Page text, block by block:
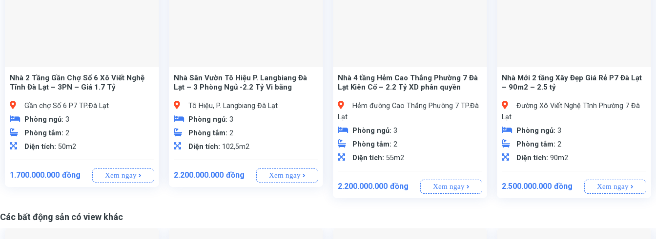
Nhà 2 Tầng Gần Chợ Số 6 Xô Viết Nghệ
Tĩnh Đà Lạt – 3PN – Giá 1.7 Tỷ
Gần chợ Số 6 P7 TP.Đà Lạt
Phòng ngủ: 3
Phòng tắm: 2
Diện tích: 50m2
1.700.000.000 đồng Xem ngay
Nhà Sân Vườn Tô Hiệu P. Langbiang Đà
Lạt – 3 Phòng Ngủ -2.2 Tỷ Vi bằng
Tô Hiệu, P. Langbiang Đà Lạt
Phòng ngủ: 3
Phòng tắm: 2
Diện tích: 102,5m2
2.200.000.000 đồng Xem ngay
Nhà 4 tầng Hẻm Cao Thắng Phường 7 Đà
Lạt Kiên Cố – 2.2 Tỷ XD phân quyền
Hẻm đường Cao Thắng Phường 7 TP.Đà
Lạt
Phòng ngủ: 3
Phòng tắm: 2
Diện tích: 55m2
2.200.000.000 đồng Xem ngay
Nhà Mới 2 tầng Xây Đẹp Giá Rẻ P7 Đà Lạt
– 90m2 – 2.5 tỷ
Đường Xô Viết Nghệ Tĩnh Phường 7 Đà
Lạt
Phòng ngủ: 3
Phòng tắm: 2
Diện tích: 90m2
2.500.000.000 đồng Xem ngay
Các bất động sản có view khác